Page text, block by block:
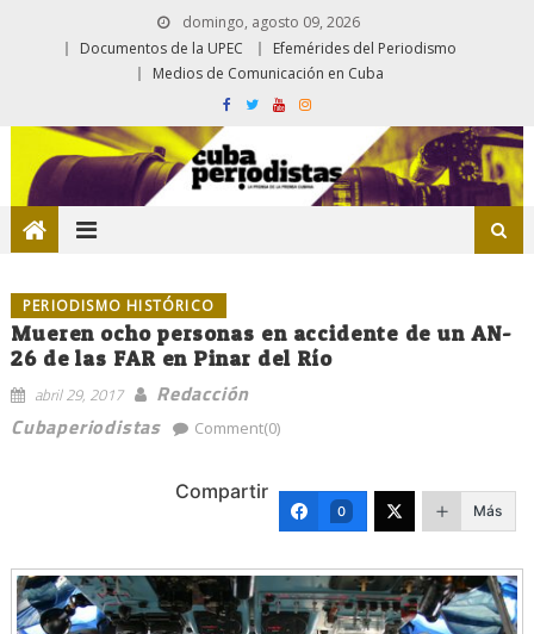
domingo, agosto 09, 2026
Documentos de la UPEC
Efemérides del Periodismo
Medios de Comunicación en Cuba
PERIODISMO HISTÓRICO
Mueren ocho personas en accidente de un AN-
26 de las FAR en Pinar del Río
abril 29, 2017
Redacción
Cubaperiodistas
Comment(0)
Compartir
0 Más